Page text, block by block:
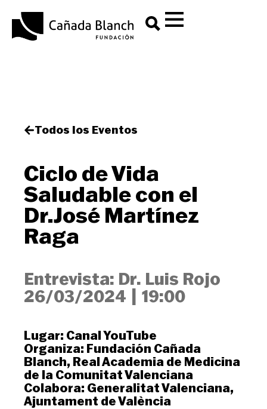
Todos los Eventos
Ciclo de Vida
Saludable con el
Dr.José Martínez
Raga
Entrevista: Dr. Luis Rojo
26/03/2024
19:00
Lugar: Canal YouTube
Organiza: Fundación Cañada
Blanch, Real Academia de Medicina
de la Comunitat Valenciana
Colabora: Generalitat Valenciana,
Ajuntament de València